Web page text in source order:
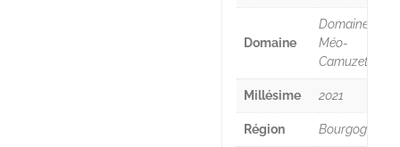
Domaine
Domaine
Méo-
Camuzet
Millésime 2021
Région Bourgogne